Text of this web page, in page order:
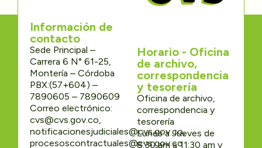
Información de
contacto
Sede Principal –
Carrera 6 N° 61-25,
Montería – Córdoba
PBX:(57+604) –
7890605 – 7890609
Correo electrónico:
cvs@cvs.gov.co,
notificacionesjudiciales@cvs.gov.co,
procesoscontractuales@cvs.gov.co
Horario - Oficina
de archivo,
correspondencia
y tesorería
Oficina de archivo,
correspondencia y
tesorería
Lunes a Jueves de
8:30 am a 11:30 am y